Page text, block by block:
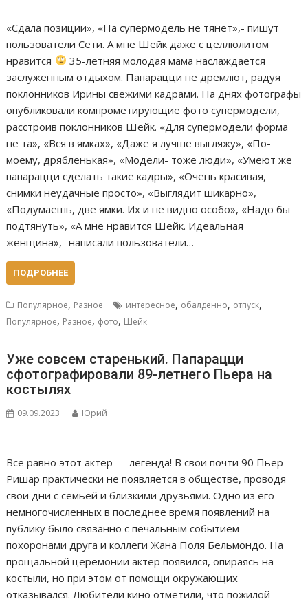
«Сдала позиции», «На супермодель не тянет»,- пишут
пользователи Сети. А мне Шейк даже с целлюлитом
нравится
35-летняя молодая мама наслаждается
заслуженным отдыхом. Папарацци не дремлют, радуя
поклонников Ирины свежими кадрами. На днях фотографы
опубликовали компрометирующие фото супермодели,
расстроив поклонников Шейк. «Для супермодели форма
не та», «Вся в ямках», «Даже я лучше выгляжу», «По-
моему, дрябленькая», «Модели- тоже люди», «Умеют же
папарацци сделать такие кадры», «Очень красивая,
снимки неудачные просто», «Выглядит шикарно»,
«Подумаешь, две ямки. Их и не видно особо», «Надо бы
подтянуть», «А мне нравится Шейк. Идеальная
женщина»,- написали пользователи…
ПОДРОБНЕЕ
Популярное, Разное интересное, обалденно, отпуск,
Популярное, Разное, фото, Шейк
Уже совсем старенький. Папарацци
сфотографировали 89-летнего Пьера на
костылях
09.09.2023 Юрий
Все равно этот актер — легенда! В свои почти 90 Пьер
Ришар практически не появляется в обществе, проводя
свои дни с семьей и близкими друзьями. Одно из его
немногочисленных в последнее время появлений на
публику было связанно с печальным событием –
похоронами друга и коллеги Жана Поля Бельмондо. На
прощальной церемонии актер появился, опираясь на
костыли, но при этом от помощи окружающих
отказывался. Любители кино отметили, что пожилой